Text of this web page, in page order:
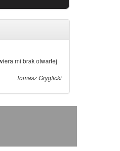
mi brak otwartej
Tomasz Gryglicki